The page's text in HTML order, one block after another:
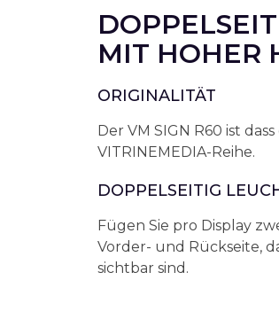
MIT HOHER
ORIGINALITÄT
Der VM SIGN R60 ist
VITRINEMEDIA-Reihe.
DOPPELSEITIG
Fügen Sie pro Display
Vorder- und Rückseite,
sichtbar sind.